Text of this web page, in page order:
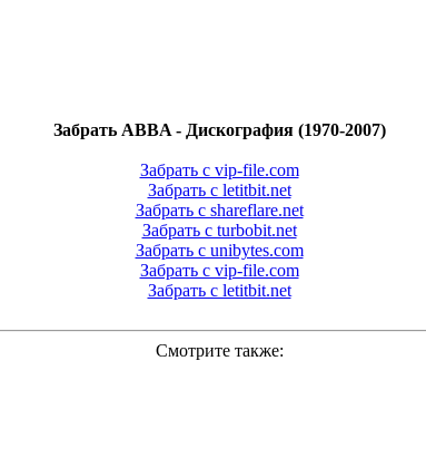
Забрать ABBA - Дискография (1970-2007)
Забрать с vip-file.com
Забрать с letitbit.net
Забрать с shareflare.net
Забрать с turbobit.net
Забрать с unibytes.com
Забрать с vip-file.com
Забрать с letitbit.net
Смотрите также: